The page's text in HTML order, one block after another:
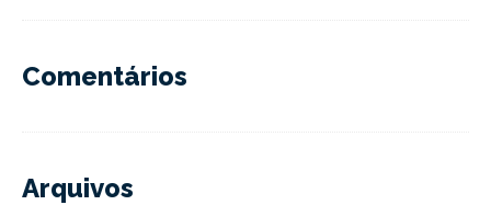
Comentários
Arquivos